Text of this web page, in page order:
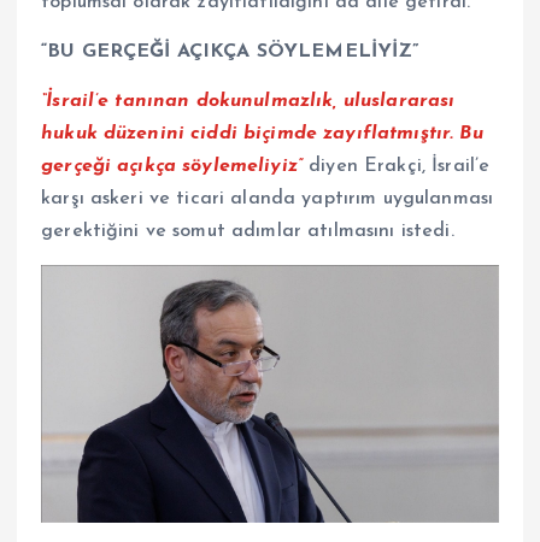
“BU GERÇEĞİ AÇIKÇA SÖYLEMELİYİZ”
“İsrail’e tanınan dokunulmazlık, uluslararası
hukuk düzenini ciddi biçimde zayıflatmıştır. Bu
gerçeği açıkça söylemeliyiz”diyen Erakçi, İsrail’e
karşı askeri ve ticari alanda yaptırım uygulanması
gerektiğini ve somut adımlar atılmasını istedi.